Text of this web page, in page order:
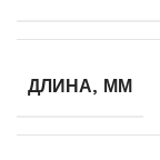
ДЛИНА, ММ